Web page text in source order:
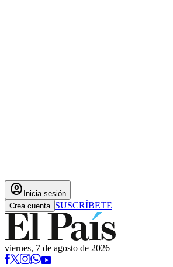
account_circle Inicia sesión
Crea cuenta SUSCRÍBETE
viernes, 7 de agosto de 2026